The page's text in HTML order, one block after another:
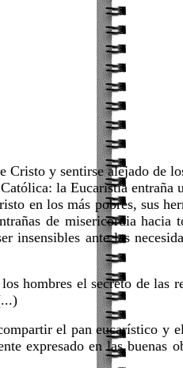
y sentirse alejado de
la Eucaristía entraña
en los más pobres, sus
de misericordia hacia
insensibles ante las
hombres el secreto de las
el pan eucarístico y
expresado en las buenas